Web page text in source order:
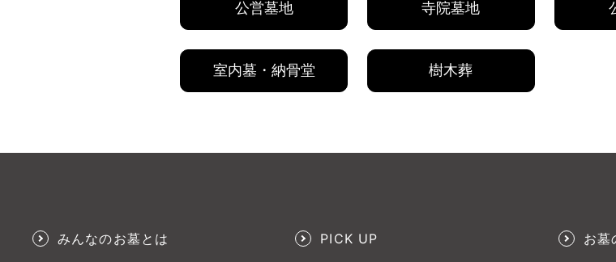
公営墓地 寺院墓地
室内墓・納骨堂 樹木葬
みんなのお墓とは PICK UP お墓